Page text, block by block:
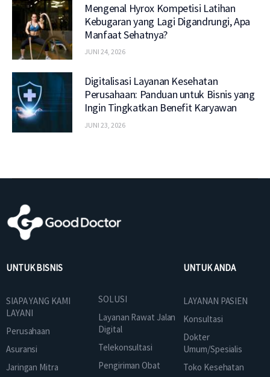
Mengenal Hyrox Kompetisi Latihan
Kebugaran yang Lagi Digandrungi, Apa
Manfaat Sehatnya?
JUNI 24, 2026
Digitalisasi Layanan Kesehatan
Perusahaan: Panduan untuk Bisnis yang
Ingin Tingkatkan Benefit Karyawan
JUNI 23, 2026
UNTUK BISNIS
SIAPA YANG KAMI
LAYANI
Perusahaan
Asuransi
Jaringan Mitra
SOLUSI
Layanan Rawat Jalan
Digital
Telekonsultasi
Pengiriman Obat
UNTUK ANDA
LAYANAN PASIEN
Konsultasi
Dokter
Umum/Spesialis
Toko Kesehatan